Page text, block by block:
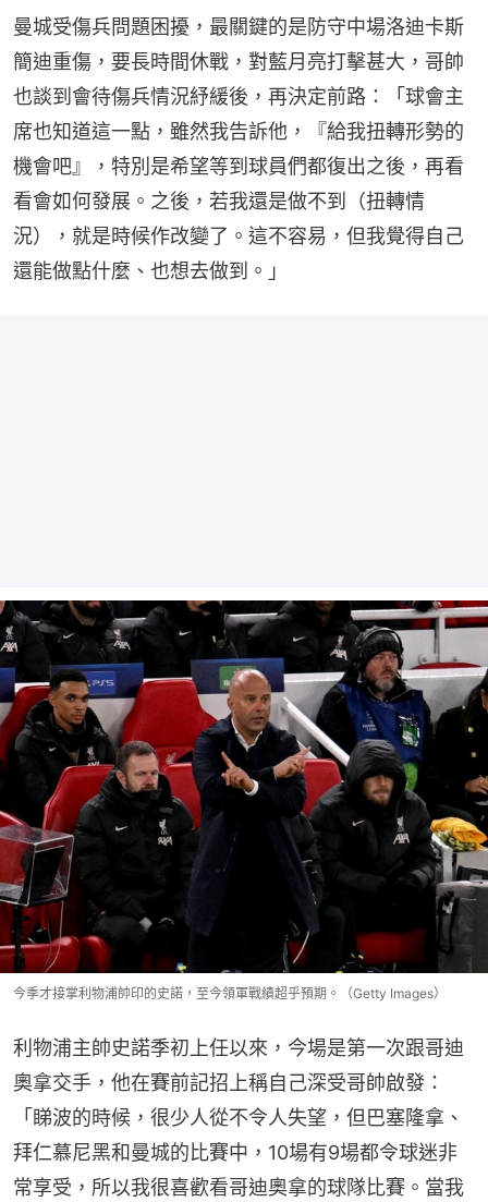
曼城受傷兵問題困擾，最關鍵的是防守中場洛迪卡斯
簡迪重傷，要長時間休戰，對藍月亮打擊甚大，哥帥
也談到會待傷兵情況紓緩後，再決定前路：「球會主
席也知道這一點，雖然我告訴他，『給我扭轉形勢的
機會吧』，特別是希望等到球員們都復出之後，再看
看會如何發展。之後，若我還是做不到（扭轉情
況），就是時候作改變了。這不容易，但我覺得自己
還能做點什麼、也想去做到。」
今季才接掌利物浦帥印的史諾，至今領軍戰績超乎預期。（Getty Images）
利物浦主帥史諾季初上任以來，今場是第一次跟哥迪
奧拿交手，他在賽前記招上稱自己深受哥帥啟發：
「睇波的時候，很少人從不令人失望，但巴塞隆拿、
拜仁慕尼黑和曼城的比賽中，10場有9場都令球迷非
常享受，所以我很喜歡看哥迪奧拿的球隊比賽。當我